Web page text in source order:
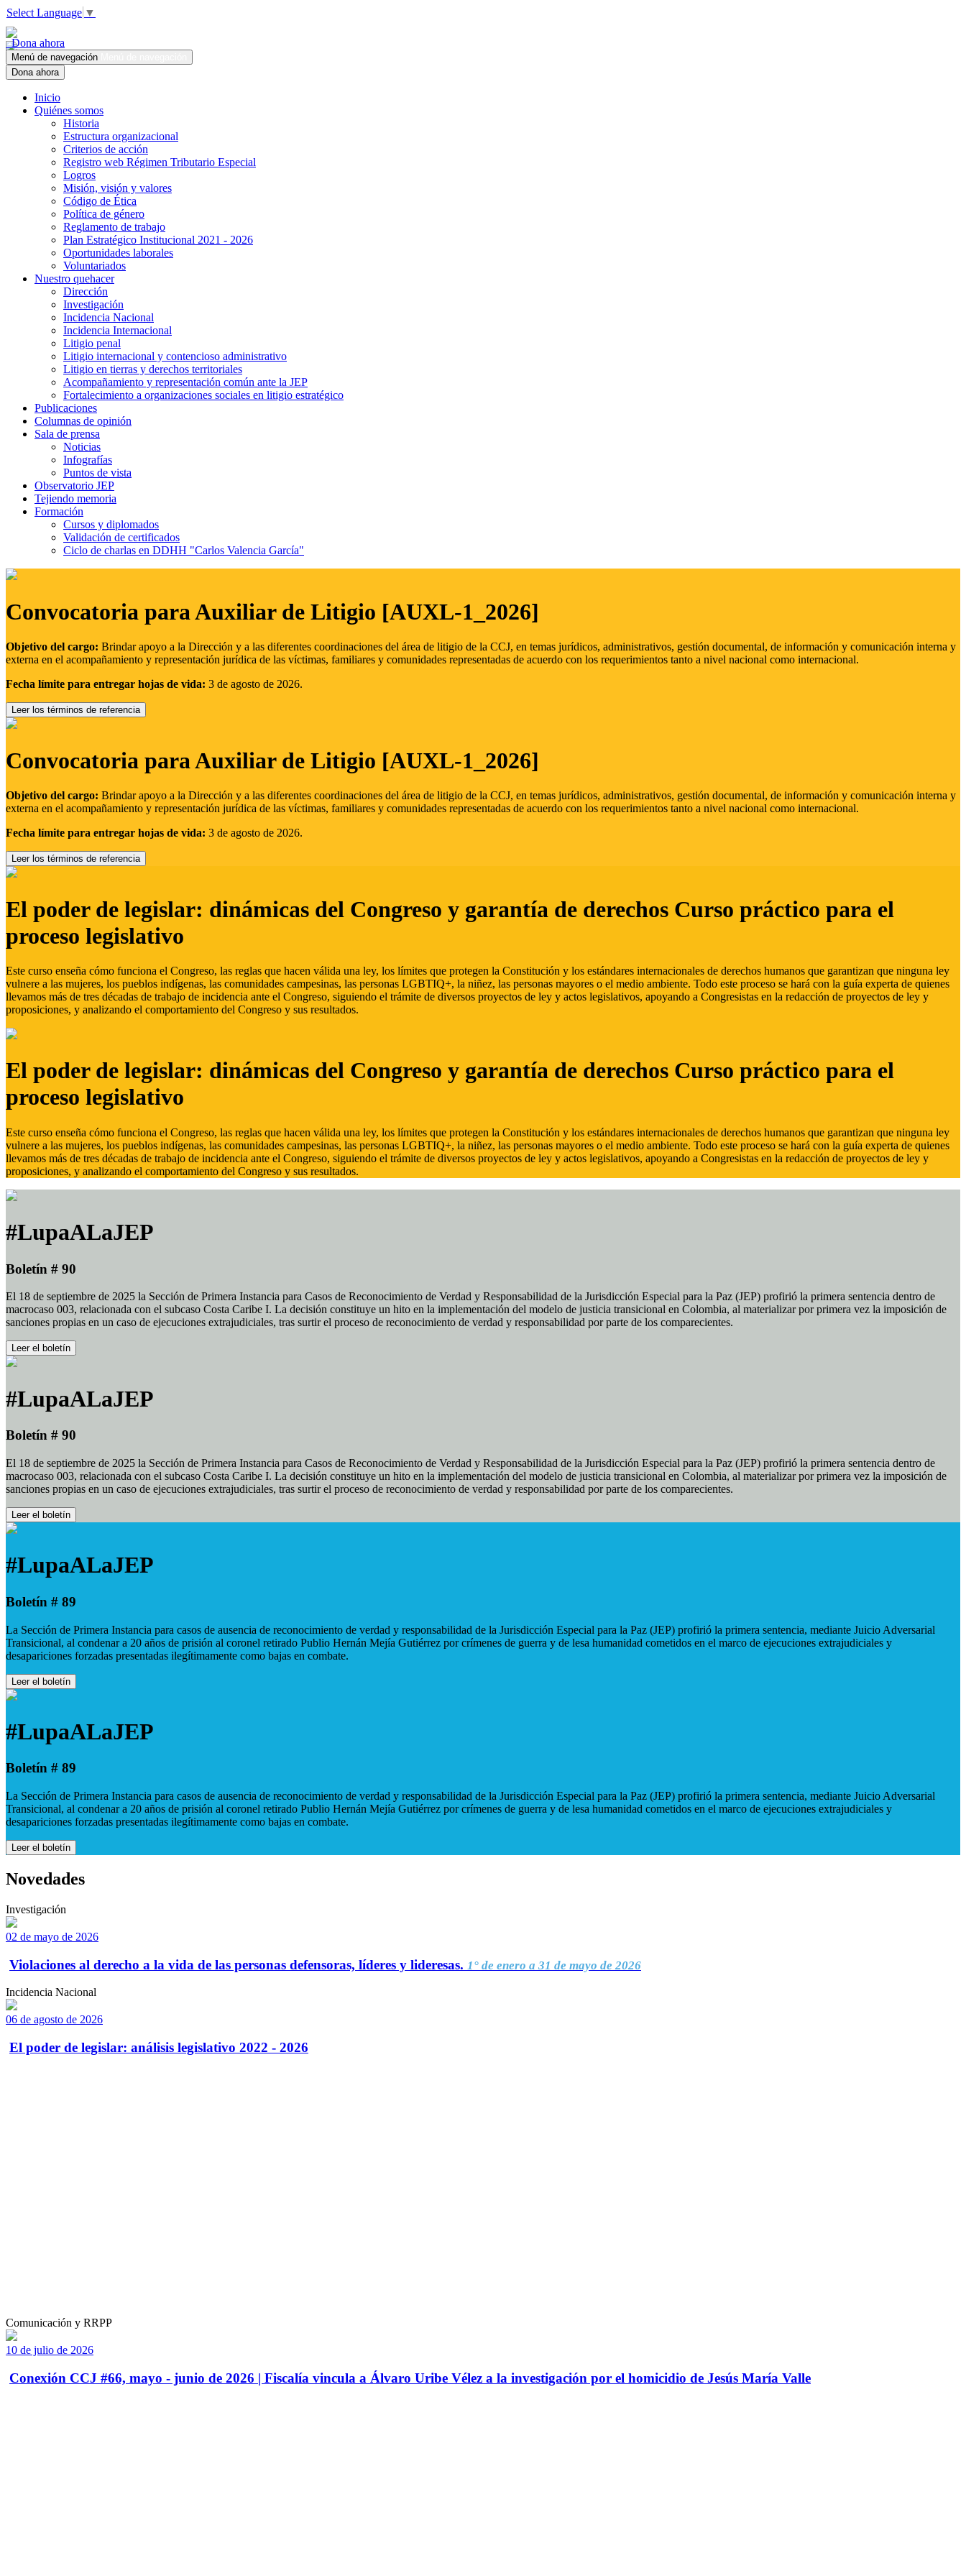
Select Language ▼
Dona ahora
Menú de navegación
Dona ahora
Inicio
Quiénes somos
Historia
Estructura organizacional
Criterios de acción
Registro web Régimen Tributario Especial
Logros
Misión, visión y valores
Código de Ética
Política de género
Reglamento de trabajo
Plan Estratégico Institucional 2021 - 2026
Oportunidades laborales
Voluntariados
Nuestro quehacer
Dirección
Investigación
Incidencia Nacional
Incidencia Internacional
Litigio penal
Litigio internacional y contencioso administrativo
Litigio en tierras y derechos territoriales
Acompañamiento y representación común ante la JEP
Fortalecimiento a organizaciones sociales en litigio estratégico
Publicaciones
Columnas de opinión
Sala de prensa
Noticias
Infografías
Puntos de vista
Observatorio JEP
Tejiendo memoria
Formación
Cursos y diplomados
Validación de certificados
Ciclo de charlas en DDHH "Carlos Valencia García"
Convocatoria para Auxiliar de Litigio [AUXL-1_2026]
Objetivo del cargo: Brindar apoyo a la Dirección y a las diferentes coordinaciones del área de litigio de la CCJ, en temas jurídicos, administrativos, gestión documental, de información y comunicación interna y
externa en el acompañamiento y representación jurídica de las víctimas, familiares y comunidades representadas de acuerdo con los requerimientos tanto a nivel nacional como internacional.
Fecha límite para entregar hojas de vida: 3 de agosto de 2026.
Leer los términos de referencia
Convocatoria para Auxiliar de Litigio [AUXL-1_2026]
Objetivo del cargo: Brindar apoyo a la Dirección y a las diferentes coordinaciones del área de litigio de la CCJ, en temas jurídicos, administrativos, gestión documental, de información y comunicación interna y
externa en el acompañamiento y representación jurídica de las víctimas, familiares y comunidades representadas de acuerdo con los requerimientos tanto a nivel nacional como internacional.
Fecha límite para entregar hojas de vida: 3 de agosto de 2026.
Leer los términos de referencia
El poder de legislar: dinámicas del Congreso y garantía de derechos Curso práctico para el
proceso legislativo
Este curso enseña cómo funciona el Congreso, las reglas que hacen válida una ley, los límites que protegen la Constitución y los estándares internacionales de derechos humanos que garantizan que ninguna ley
vulnere a las mujeres, los pueblos indígenas, las comunidades campesinas, las personas LGBTIQ+, la niñez, las personas mayores o el medio ambiente. Todo este proceso se hará con la guía experta de quienes
llevamos más de tres décadas de trabajo de incidencia ante el Congreso, siguiendo el trámite de diversos proyectos de ley y actos legislativos, apoyando a Congresistas en la redacción de proyectos de ley y
proposiciones, y analizando el comportamiento del Congreso y sus resultados.
El poder de legislar: dinámicas del Congreso y garantía de derechos Curso práctico para el
proceso legislativo
Este curso enseña cómo funciona el Congreso, las reglas que hacen válida una ley, los límites que protegen la Constitución y los estándares internacionales de derechos humanos que garantizan que ninguna ley
vulnere a las mujeres, los pueblos indígenas, las comunidades campesinas, las personas LGBTIQ+, la niñez, las personas mayores o el medio ambiente. Todo este proceso se hará con la guía experta de quienes
llevamos más de tres décadas de trabajo de incidencia ante el Congreso, siguiendo el trámite de diversos proyectos de ley y actos legislativos, apoyando a Congresistas en la redacción de proyectos de ley y
proposiciones, y analizando el comportamiento del Congreso y sus resultados.
#LupaALaJEP
Boletín # 90
El 18 de septiembre de 2025 la Sección de Primera Instancia para Casos de Reconocimiento de Verdad y Responsabilidad de la Jurisdicción Especial para la Paz (JEP) profirió la primera sentencia dentro de
macrocaso 003, relacionada con el subcaso Costa Caribe I. La decisión constituye un hito en la implementación del modelo de justicia transicional en Colombia, al materializar por primera vez la imposición de
sanciones propias en un caso de ejecuciones extrajudiciales, tras surtir el proceso de reconocimiento de verdad y responsabilidad por parte de los comparecientes.
Leer el boletín
#LupaALaJEP
Boletín # 90
El 18 de septiembre de 2025 la Sección de Primera Instancia para Casos de Reconocimiento de Verdad y Responsabilidad de la Jurisdicción Especial para la Paz (JEP) profirió la primera sentencia dentro de
macrocaso 003, relacionada con el subcaso Costa Caribe I. La decisión constituye un hito en la implementación del modelo de justicia transicional en Colombia, al materializar por primera vez la imposición de
sanciones propias en un caso de ejecuciones extrajudiciales, tras surtir el proceso de reconocimiento de verdad y responsabilidad por parte de los comparecientes.
Leer el boletín
#LupaALaJEP
Boletín # 89
La Sección de Primera Instancia para casos de ausencia de reconocimiento de verdad y responsabilidad de la Jurisdicción Especial para la Paz (JEP) profirió la primera sentencia, mediante Juicio Adversarial
Transicional, al condenar a 20 años de prisión al coronel retirado Publio Hernán Mejía Gutiérrez por crímenes de guerra y de lesa humanidad cometidos en el marco de ejecuciones extrajudiciales y
desapariciones forzadas presentadas ilegítimamente como bajas en combate.
Leer el boletín
#LupaALaJEP
Boletín # 89
La Sección de Primera Instancia para casos de ausencia de reconocimiento de verdad y responsabilidad de la Jurisdicción Especial para la Paz (JEP) profirió la primera sentencia, mediante Juicio Adversarial
Transicional, al condenar a 20 años de prisión al coronel retirado Publio Hernán Mejía Gutiérrez por crímenes de guerra y de lesa humanidad cometidos en el marco de ejecuciones extrajudiciales y
desapariciones forzadas presentadas ilegítimamente como bajas en combate.
Leer el boletín
Novedades
Investigación
02 de mayo de 2026
Violaciones al derecho a la vida de las personas defensoras, líderes y lideresas. 1° de enero a 31 de mayo de 2026
Incidencia Nacional
06 de agosto de 2026
El poder de legislar: análisis legislativo 2022 - 2026
Comunicación y RRPP
10 de julio de 2026
Conexión CCJ #66, mayo - junio de 2026 | Fiscalía vincula a Álvaro Uribe Vélez a la investigación por el homicidio de Jesús María Valle